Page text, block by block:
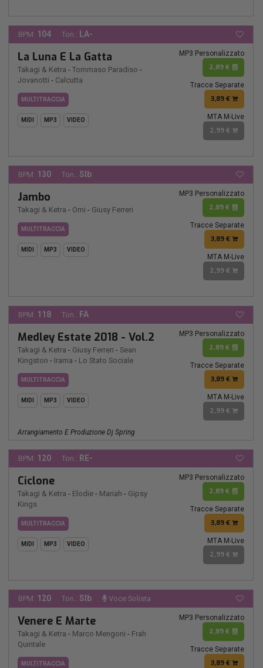
BPM: 104 Ton.: LA-
La Luna E La Gatta
Takagi & Ketra - Tommaso Paradiso -
Jovanotti - Calcutta
MULTITRACCIA
MIDI MP3 VIDEO
MP3 Personalizzato
2,89 €
Tracce Separate
3,89 €
MTA M-Live
2,99 €
BPM: 130 Ton.: SIb
Jambo
Takagi & Ketra - Omi - Giusy Ferreri
MULTITRACCIA
MIDI MP3 VIDEO
MP3 Personalizzato
2,89 €
Tracce Separate
3,89 €
MTA M-Live
2,99 €
BPM: 118 Ton.: FA
Medley Estate 2018 - Vol.2
Takagi & Ketra - Giusy Ferreri - Sean
Kingston - Irama - Lo Stato Sociale
MULTITRACCIA
MIDI MP3 VIDEO
MP3 Personalizzato
2,89 €
Tracce Separate
3,89 €
MTA M-Live
2,99 €
Arrangiamento E Produzione Dj Spring
BPM: 120 Ton.: RE-
Ciclone
Takagi & Ketra - Elodie - Mariah - Gipsy
Kings
MULTITRACCIA
MIDI MP3 VIDEO
MP3 Personalizzato
2,89 €
Tracce Separate
3,89 €
MTA M-Live
2,99 €
BPM: 120 Ton.: SIb Voce Solista
Venere E Marte
Takagi & Ketra - Marco Mengoni - Frah
Quintale
MULTITRACCIA
MP3 Personalizzato
2,89 €
Tracce Separate
3,89 €